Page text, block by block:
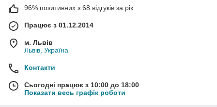
96% позитивних з 68 відгуків за рік
Працює з 01.12.2014
м. Львів
Львів, Україна
Контакти
Сьогодні працює з 10:00 до 18:00
Показати весь графік роботи